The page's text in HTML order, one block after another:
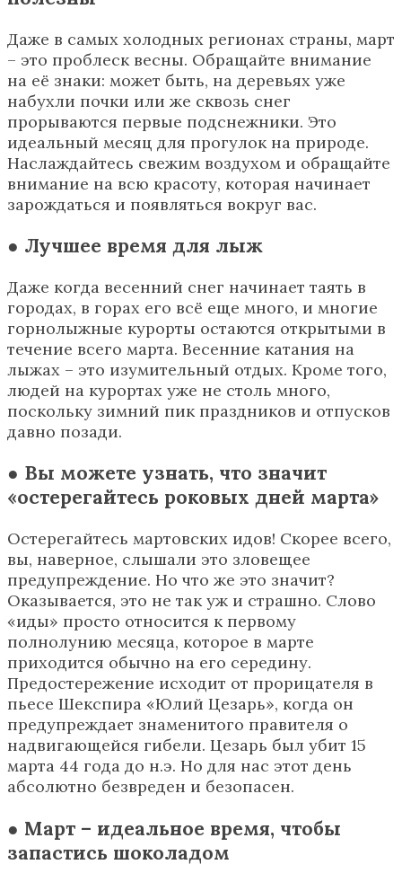
Даже в самых холодных регионах страны, март
– это проблеск весны. Обращайте внимание
на её знаки: может быть, на деревьях уже
набухли почки или же сквозь снег
прорываются первые подснежники. Это
идеальный месяц для прогулок на природе.
Наслаждайтесь свежим воздухом и обращайте
внимание на всю красоту, которая начинает
зарождаться и появляться вокруг вас.
● Лучшее время для лыж
Даже когда весенний снег начинает таять в
городах, в горах его всё еще много, и многие
горнолыжные курорты остаются открытыми в
течение всего марта. Весенние катания на
лыжах – это изумительный отдых. Кроме того,
людей на курортах уже не столь много,
поскольку зимний пик праздников и отпусков
давно позади.
● Вы можете узнать, что значит
«остерегайтесь роковых дней марта»
Остерегайтесь мартовских идов! Скорее всего,
вы, наверное, слышали это зловещее
предупреждение. Но что же это значит?
Оказывается, это не так уж и страшно. Слово
«иды» просто относится к первому
полнолунию месяца, которое в марте
приходится обычно на его середину.
Предостережение исходит от прорицателя в
пьесе Шекспира «Юлий Цезарь», когда он
предупреждает знаменитого правителя о
надвигающейся гибели. Цезарь был убит 15
марта 44 года до н.э. Но для нас этот день
абсолютно безвреден и безопасен.
● Март – идеальное время, чтобы
запастись шоколадом